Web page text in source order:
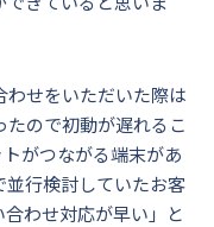
わせをいただいた際は
ので初動が遅れるこ
がつながる端末があ
行検討していたお客
わせ対応が早い」と